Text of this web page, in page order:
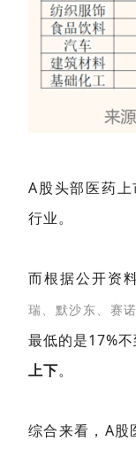
A股头部医药
行业。
而根据公开资
瑞、默沙东、赛
最低的是17%
上下。
综合来看，A股